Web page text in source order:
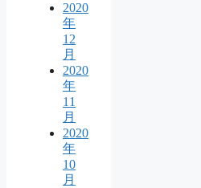
2020
年
12
月
2020
年
11
月
2020
年
10
月